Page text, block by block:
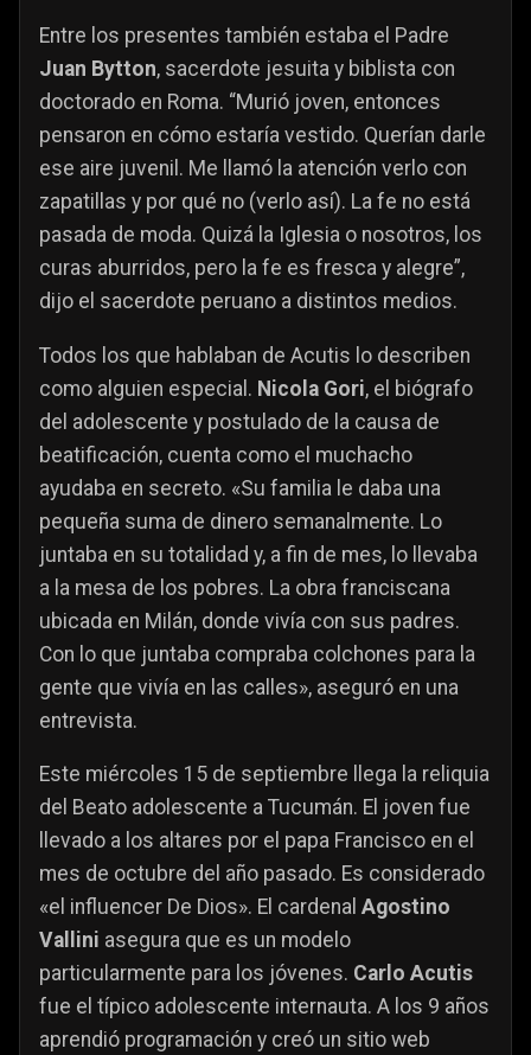
Entre los presentes también estaba el Padre
Juan Bytton, sacerdote jesuita y biblista con
doctorado en Roma. “Murió joven, entonces
pensaron en cómo estaría vestido. Querían darle
ese aire juvenil. Me llamó la atención verlo con
zapatillas y por qué no (verlo así). La fe no está
pasada de moda. Quizá la Iglesia o nosotros, los
curas aburridos, pero la fe es fresca y alegre”,
dijo el sacerdote peruano a distintos medios.
Todos los que hablaban de Acutis lo describen
como alguien especial. Nicola Gori, el biógrafo
del adolescente y postulado de la causa de
beatificación, cuenta como el muchacho
ayudaba en secreto. «Su familia le daba una
pequeña suma de dinero semanalmente. Lo
juntaba en su totalidad y, a fin de mes, lo llevaba
a la mesa de los pobres. La obra franciscana
ubicada en Milán, donde vivía con sus padres.
Con lo que juntaba compraba colchones para la
gente que vivía en las calles», aseguró en una
entrevista.
Este miércoles 15 de septiembre llega la reliquia
del Beato adolescente a Tucumán. El joven fue
llevado a los altares por el papa Francisco en el
mes de octubre del año pasado. Es considerado
«el influencer De Dios». El cardenal Agostino
Vallini asegura que es un modelo
particularmente para los jóvenes. Carlo Acutis
fue el típico adolescente internauta. A los 9 años
aprendió programación y creó un sitio web